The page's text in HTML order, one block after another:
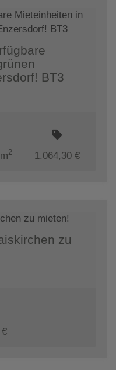
BT3
2 1.064,30 €
zu